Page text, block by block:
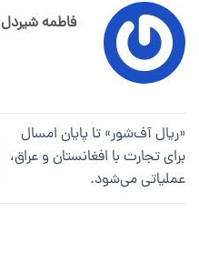
فاطمه شیردل
«ریال آف‌شور» تا پایان امسال
برای تجارت با افغانستان و عراق،
عملیاتی می‌شود.